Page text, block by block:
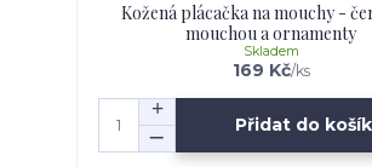
Kožená plácačka na mouchy -
mouchou a ornamenty
169 Kč/ks
Skladem
Přidat do